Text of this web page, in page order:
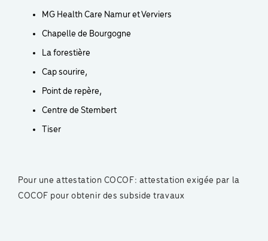
MG Health Care Namur et Verviers
Chapelle de Bourgogne
La forestière
Cap sourire,
Point de repère,
Centre de Stembert
Tiser
Pour une attestation COCOF: attestation exigée par la
COCOF pour obtenir des subside travaux